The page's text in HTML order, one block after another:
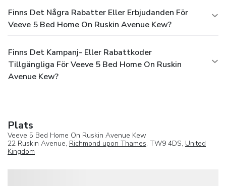
Finns Det Några Rabatter Eller Erbjudanden För
Veeve 5 Bed Home On Ruskin Avenue Kew?
Finns Det Kampanj- Eller Rabattkoder
Tillgängliga För Veeve 5 Bed Home On Ruskin
Avenue Kew?
Plats
Veeve 5 Bed Home On Ruskin Avenue Kew
22 Ruskin Avenue, Richmond upon Thames, TW9 4DS, United
Kingdom